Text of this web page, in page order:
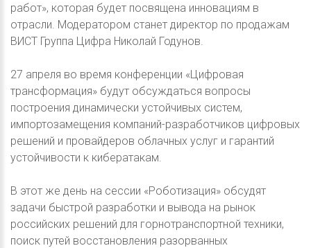
работ», которая будет посвящена инновациям в
отрасли. Модератором станет директор по продажам
ВИСТ Группа Цифра Николай Годунов.
27 апреля во время конференции «Цифровая
трансформация» будут обсуждаться вопросы
построения динамически устойчивых систем,
импортозамещения компаний-разработчиков цифровых
решений и провайдеров облачных услуг и гарантий
устойчивости к кибератакам.
В этот же день на сессии «Роботизация» обсудят
задачи быстрой разработки и вывода на рынок
российских решений для горнотранспортной техники,
поиск путей восстановления разорванных